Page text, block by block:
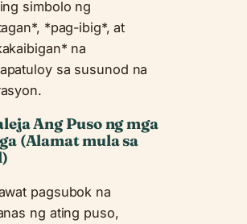
simbolo ng
*pag-ibig*, at
na
sa susunod na
Ang Puso ng mga
(Alamat mula sa
pagsubok na
ng ating puso,